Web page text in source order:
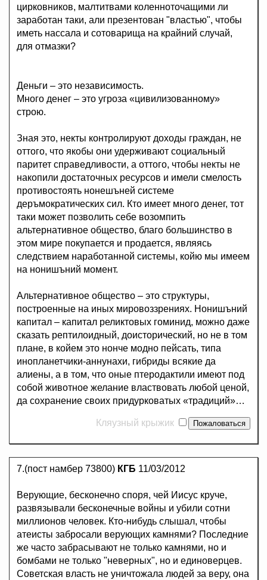
цирковников, малтитвами коленноточащими ли
заработан таки, али презентован "властью", чтобы
иметь нассала и сотоварища на крайний случай,
для отмазки?
Деньги – это независимость.
Много денег – это угроза «цивилизованному»
строю.
Зная это, некты контролируют доходы граждан, не
оттого, что якобы они удерживают социальный
паритет справедливости, а оттого, чтобы некты не
накопили достаточных ресурсов и имели смелость
противостоять нонешъней системе
деръмократических сил. Кто имеет много денег, тот
таки может позволить себе возомпить
альтернативное общество, благо большинство в
этом мире покупается и продается, являясь
следствием наработанной системы, койю мы имеем
на нонишъний момент.
Альтернативное общество – это структуры,
построенные на иных мировоззрениях. Нонишъний
капитал – капитал реликтовых гоминид, можно даже
сказать рептилоидный, доисторический, но не в том
плане, в койем это нонче модно пейсать, типа
инопланетчики-аннунахи, гибриды всякие да
алиены, а в том, что оные птеродактили имеют под
собой животное желание властвовать любой ценой,
да сохранение своих придурковатых «традиций»…
Кляузный крыжик
7.(пост намбер 73800) КГБ 11/03/2012
Верующие, бесконечно споря, чей Иисус круче,
развязывали бесконечные войны и убили сотни
миллионов человек. Кто-нибудь слышал, чтобы
атеисты забросали верующих камнями? Последние
же часто забрасывают не только камнями, но и
бомбами не только "неверных", но и единоверцев.
Советская власть не уничтожала людей за веру, она